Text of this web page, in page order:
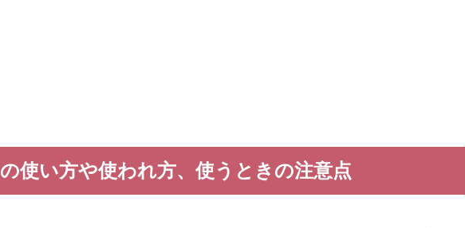
の使い方や使われ方、使うときの注意点